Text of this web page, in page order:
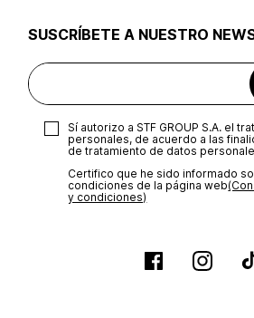
SUSCRÍBETE A NUESTRO
Sí autorizo a STF GROUP S.A. el
personales, de acuerdo a las
de tratamiento de datos
Certifico que he sido informado
condiciones de la página web‎
y condiciones)